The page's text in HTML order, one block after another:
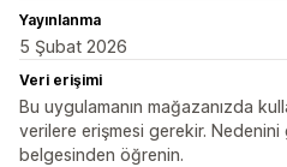
Yayınlanma
5 Şubat 2026
Veri erişimi
Bu uygulamanın mağazanızda
verilere erişmesi gerekir. Nedenini
belgesinden öğrenin.